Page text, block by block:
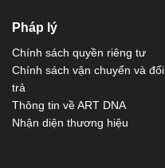
Pháp lý
Chính sách quyền riêng tư
Chính sách vận chuyển và đổi
trả
Thông tin về ART DNA
Nhận diện thương hiệu